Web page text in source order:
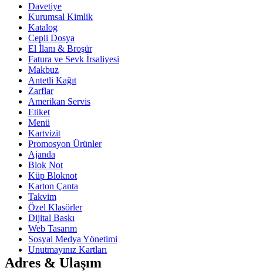
Davetiye
Kurumsal Kimlik
Katalog
Cepli Dosya
El İlanı & Broşür
Fatura ve Sevk İrsaliyesi
Makbuz
Antetli Kağıt
Zarflar
Amerikan Servis
Etiket
Menü
Kartvizit
Promosyon Ürünler
Ajanda
Blok Not
Küp Bloknot
Karton Çanta
Takvim
Özel Klasörler
Dijital Baskı
Web Tasarım
Sosyal Medya Yönetimi
Unutmayınız Kartları
Adres & Ulaşım